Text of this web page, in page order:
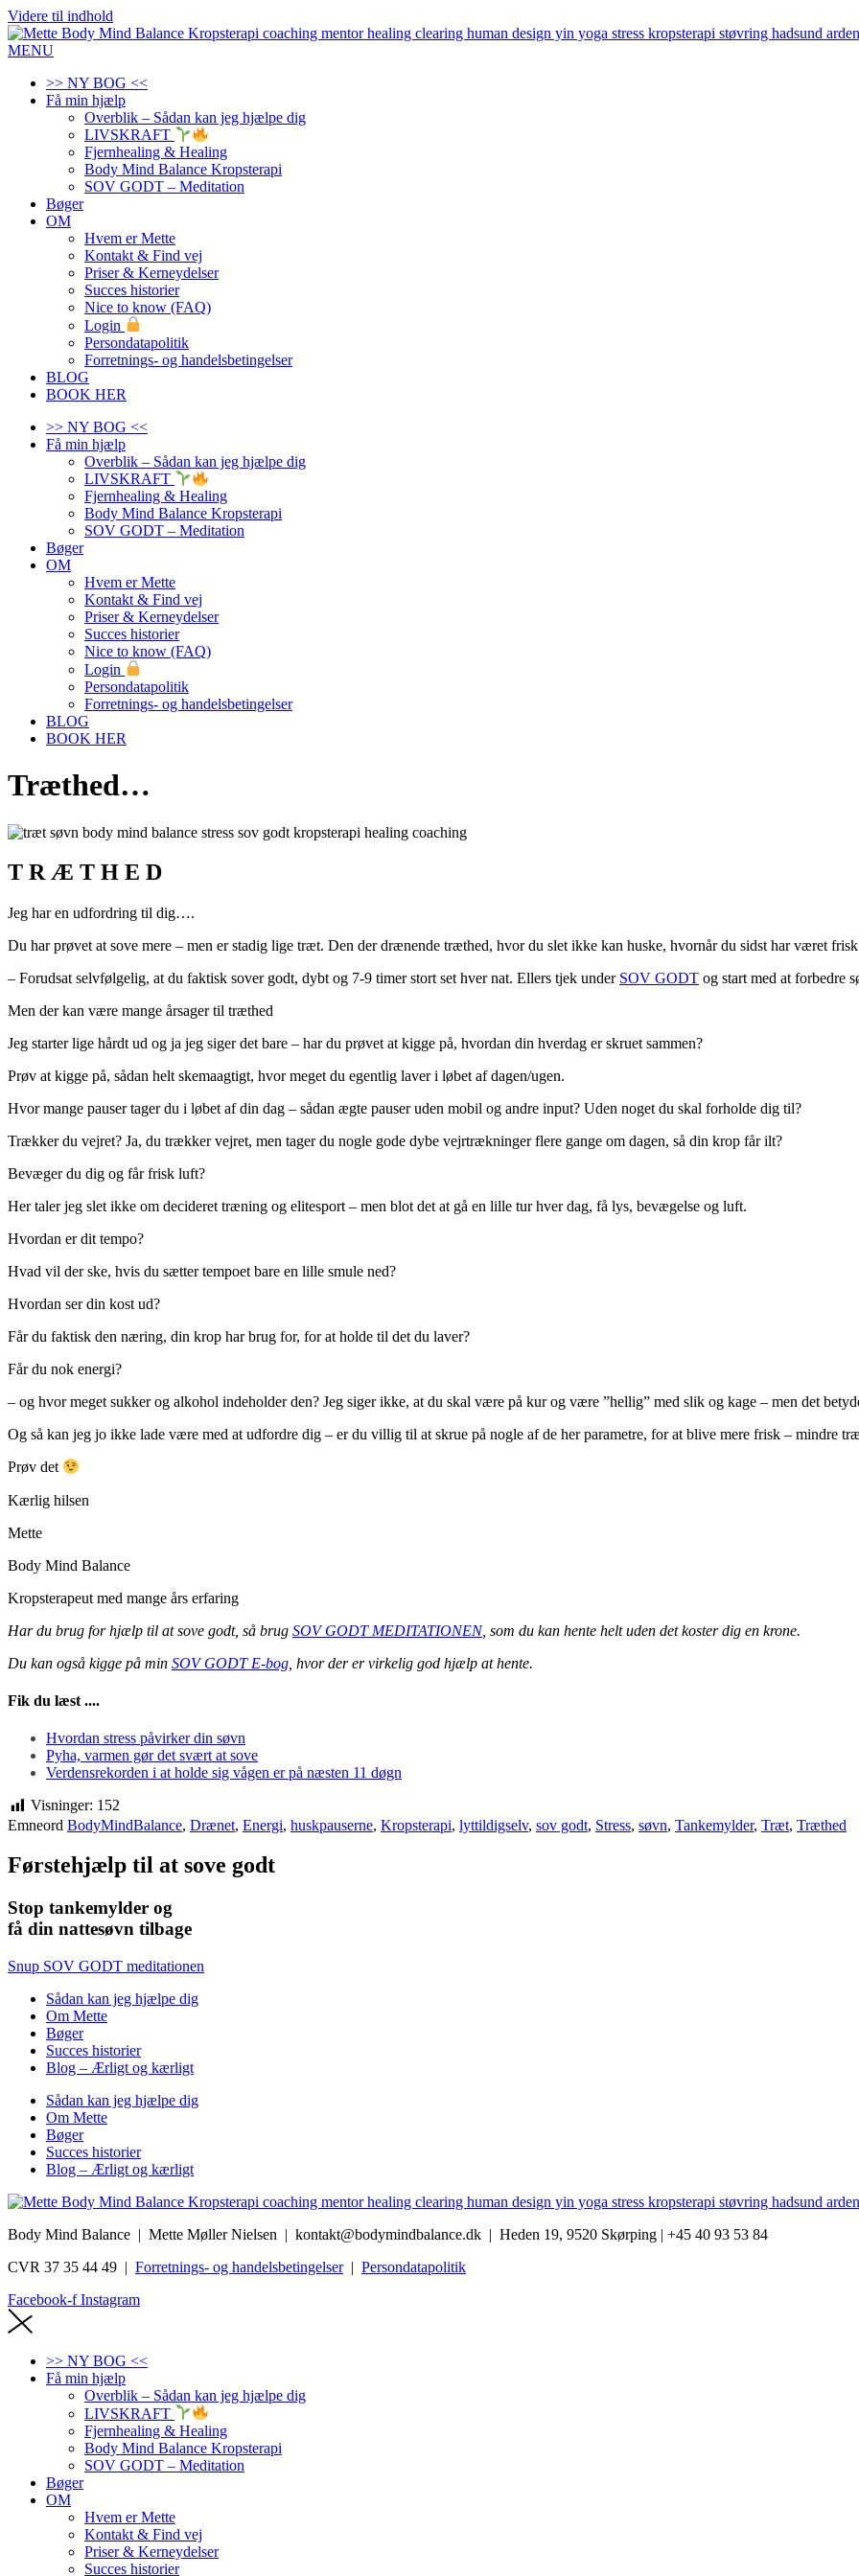
Videre til indhold
MENU
>> NY BOG <<
Få min hjælp
Overblik – Sådan kan jeg hjælpe dig
LIVSKRAFT
Fjernhealing & Healing
Body Mind Balance Kropsterapi
SOV GODT – Meditation
Bøger
OM
Hvem er Mette
Kontakt & Find vej
Priser & Kerneydelser
Succes historier
Nice to know (FAQ)
Login
Persondatapolitik
Forretnings- og handelsbetingelser
BLOG
BOOK HER
>> NY BOG <<
Få min hjælp
Overblik – Sådan kan jeg hjælpe dig
LIVSKRAFT
Fjernhealing & Healing
Body Mind Balance Kropsterapi
SOV GODT – Meditation
Bøger
OM
Hvem er Mette
Kontakt & Find vej
Priser & Kerneydelser
Succes historier
Nice to know (FAQ)
Login
Persondatapolitik
Forretnings- og handelsbetingelser
BLOG
BOOK HER
Træthed…
T R Æ T H E D
Jeg har en udfordring til dig….
Du har prøvet at sove mere – men er stadig lige træt. Den der drænende træthed, hvor du slet ikke kan huske, hvornår du sidst har været
– Forudsat selvfølgelig, at du faktisk sover godt, dybt og 7-9 timer stort set hver nat. Ellers tjek under SOV GODT og start med at forbedre
Men der kan være mange årsager til træthed
Jeg starter lige hårdt ud og ja jeg siger det bare – har du prøvet at kigge på, hvordan din hverdag er skruet sammen?
Prøv at kigge på, sådan helt skemaagtigt, hvor meget du egentlig laver i løbet af dagen/ugen.
Hvor mange pauser tager du i løbet af din dag – sådan ægte pauser uden mobil og andre input? Uden noget du skal forholde dig til?
Trækker du vejret? Ja, du trækker vejret, men tager du nogle gode dybe vejrtrækninger flere gange om dagen, så din krop får ilt?
Bevæger du dig og får frisk luft?
Her taler jeg slet ikke om decideret træning og elitesport – men blot det at gå en lille tur hver dag, få lys, bevægelse og luft.
Hvordan er dit tempo?
Hvad vil der ske, hvis du sætter tempoet bare en lille smule ned?
Hvordan ser din kost ud?
Får du faktisk den næring, din krop har brug for, for at holde til det du laver?
Får du nok energi?
– og hvor meget sukker og alkohol indeholder den? Jeg siger ikke, at du skal være på kur og være ”hellig” med slik og kage – men det
Og så kan jeg jo ikke lade være med at udfordre dig – er du villig til at skrue på nogle af de her parametre, for at blive mere frisk – mindre
Prøv det
Kærlig hilsen
Mette
Body Mind Balance
Kropsterapeut med mange års erfaring
Har du brug for hjælp til at sove godt, så brug SOV GODT MEDITATIONEN, som du kan hente helt uden det koster dig en krone.
Du kan også kigge på min SOV GODT E-bog , hvor der er virkelig god hjælp at hente.
Fik du læst ....
Hvordan stress påvirker din søvn
Pyha, varmen gør det svært at sove
Verdensrekorden i at holde sig vågen er på næsten 11 døgn
Visninger: 152
Emneord BodyMindBalance, Drænet, Energi, huskpauserne, Kropsterapi, lyttildigselv, sov godt, Stress, søvn, Tankemylder, Træt, Træthed
Førstehjælp til at sove godt
Stop tankemylder og
få din nattesøvn tilbage
Snup SOV GODT meditationen
Sådan kan jeg hjælpe dig
Om Mette
Bøger
Succes historier
Blog – Ærligt og kærligt
Sådan kan jeg hjælpe dig
Om Mette
Bøger
Succes historier
Blog – Ærligt og kærligt
Body Mind Balance | Mette Møller Nielsen | kontakt@bodymindbalance.dk | Heden 19, 9520 Skørping | +45 40 93 53 84
CVR 37 35 44 49 | Forretnings- og handelsbetingelser| Persondatapolitik
Facebook-f Instagram
>> NY BOG <<
Få min hjælp
Overblik – Sådan kan jeg hjælpe dig
LIVSKRAFT
Fjernhealing & Healing
Body Mind Balance Kropsterapi
SOV GODT – Meditation
Bøger
OM
Hvem er Mette
Kontakt & Find vej
Priser & Kerneydelser
Succes historier